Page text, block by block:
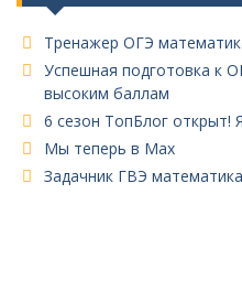
Тренажер ОГЭ
Успешная подготовка к
высоким баллам
6 сезон ТопБлог открыт!
Мы теперь в Max
Задачник ГВЭ